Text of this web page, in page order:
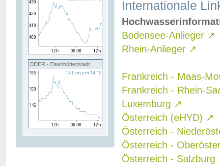
ODER - Eisenhüttenstadt
Internationale
Bodensee-Anlieger ↗
Rhein-Anlieger ↗
Frankreich - Maas-
Frankreich - Rhein-
Luxemburg ↗
Österreich (eHYD) ↗
Österreich -
Österreich -
Österreich - Salzburg